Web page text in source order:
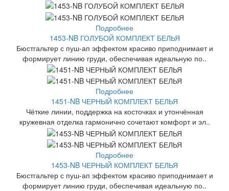
Подробнее
1453-NB ГОЛУБОЙ КОМПЛЕКТ БЕЛЬЯ
Бюстгальтер с пуш-ап эффектом красиво приподнимает и
формирует линию груди, обеспечивая идеальную по..
Подробнее
1451-NB ЧЕРНЫЙ КОМПЛЕКТ БЕЛЬЯ
Чёткие линии, поддержка на косточках и утончённая
кружевная отделка гармонично сочетают комфорт и эл..
Подробнее
1453-NB ЧЕРНЫЙ КОМПЛЕКТ БЕЛЬЯ
Бюстгальтер с пуш-ап эффектом красиво приподнимает и
формирует линию груди, обеспечивая идеальную по..